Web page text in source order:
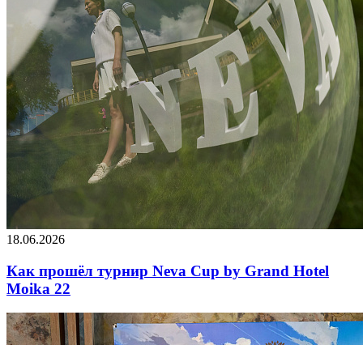
18.06.2026
Как прошёл турнир Neva Cup by Grand Hotel
Moika 22